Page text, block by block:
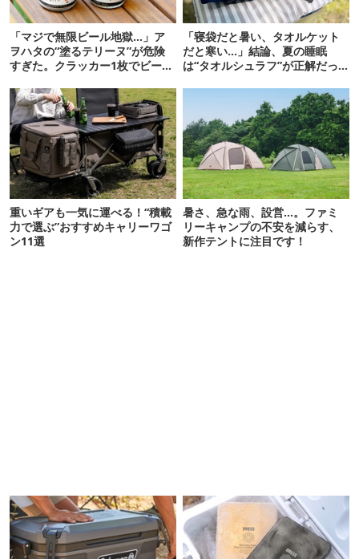
「マジで無限ビール地獄…」ア
ヲハタの“塗るテリーヌ”が危険
すぎた。クラッカー1枚でビール
「寝袋だと暑い、タオルケット
だと寒い…」結論、夏の睡眠
は“タオルシュラフ”が正解だっ
重いギアも一気に運べる！“積載
力で選ぶ”おすすめキャリーワゴ
ン11選
暑さ、急な雨、設営…。ファミ
リーキャンプの不安を減らす、
新作テントに注目です！